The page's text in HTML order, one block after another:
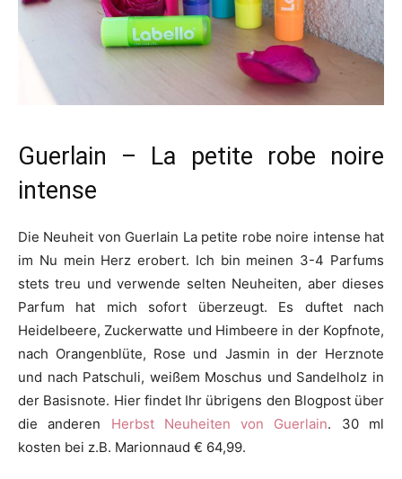
Guerlain – La petite robe noire
intense
Die Neuheit von Guerlain La petite robe noire intense hat
im Nu mein Herz erobert. Ich bin meinen 3-4 Parfums
stets treu und verwende selten Neuheiten, aber dieses
Parfum hat mich sofort überzeugt. Es duftet nach
Heidelbeere, Zuckerwatte und Himbeere in der Kopfnote,
nach Orangenblüte, Rose und Jasmin in der Herznote
und nach Patschuli, weißem Moschus und Sandelholz in
der Basisnote. Hier findet Ihr übrigens den Blogpost über
die anderen Herbst Neuheiten von Guerlain. 30 ml
kosten bei z.B. Marionnaud € 64,99.